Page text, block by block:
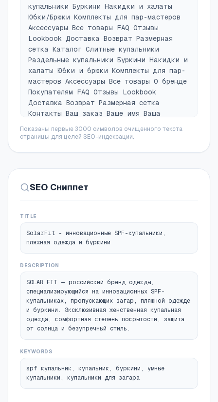
купальники Буркини Накидки и халаты
Юбки/Брюки Комплекты для пар-мастеров
Аксессуары Все товары FAQ Отзывы
Lookbook Доставка Возврат Размерная
сетка Каталог Слитные купальники
Раздельные купальники Буркини Накидки и
халаты Юбки и брюки Комплекты для пар-
мастеров Аксессуары Все товары О бренде
Покупателям FAQ Отзывы Lookbook
Доставка Возврат Размерная сетка
Контакты Ваш заказ Ваше имя Ваша
оформления заказа, с вами свяжется
согласен на обработку персональных
Оформить заказ WhatsApp Скидка 26% на
весь ассортимент до 15 января В каталог
SPF-купальники, пляжная одежда и
буркини из микросетки Перейти в каталог
Умная микросетка: баланс защиты и
загара с купальниками SOLAR FIT
Контролируемый UV-фильтр Ткань
пропускает 65−70% мягких UVB-лучей (для
ровного загара), но блокирует 97%
агрессивных UVA-лучей (вызывающих ожоги
и старение кожи). Результат: ровный
загар без пятен, покраснений и чётких
границ от купальника. 3D-ячеистая
структура Микроотверстия создают
«эффект вентиляции» — кожа дышит даже
в +40°C. Не просвечивают при намокании
Показаны первые 3000 символов очищенного текста
страницы для целей SEO-индексации.
SEO Сниппет
TITLE
SolarFit - инновационные SPF-купальники,
пляжная одежда и буркини
DESCRIPTION
SOLAR FIT — российский бренд одежды,
специализирующийся на инновационных SPF-
купальниках, пропускающих загар, пляжной одежде
и буркини. Эксклюзивная женственная купальная
одежда, комфортная степень покрытости, защита
от солнца и безупречный стиль.
KEYWORDS
spf купальник, купальник, буркини, умные
купальники, купальники для загара